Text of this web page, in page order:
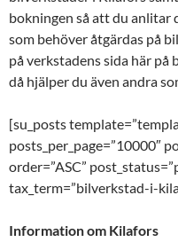
bokningen så att du anlitar
som behöver åtgärdas på
på verkstadens sida här
då hjälper du även andra
[su_posts
posts_per_page=”10000″
order=”ASC”
tax_term=”bilverkstad-i-
Information om Kilafors